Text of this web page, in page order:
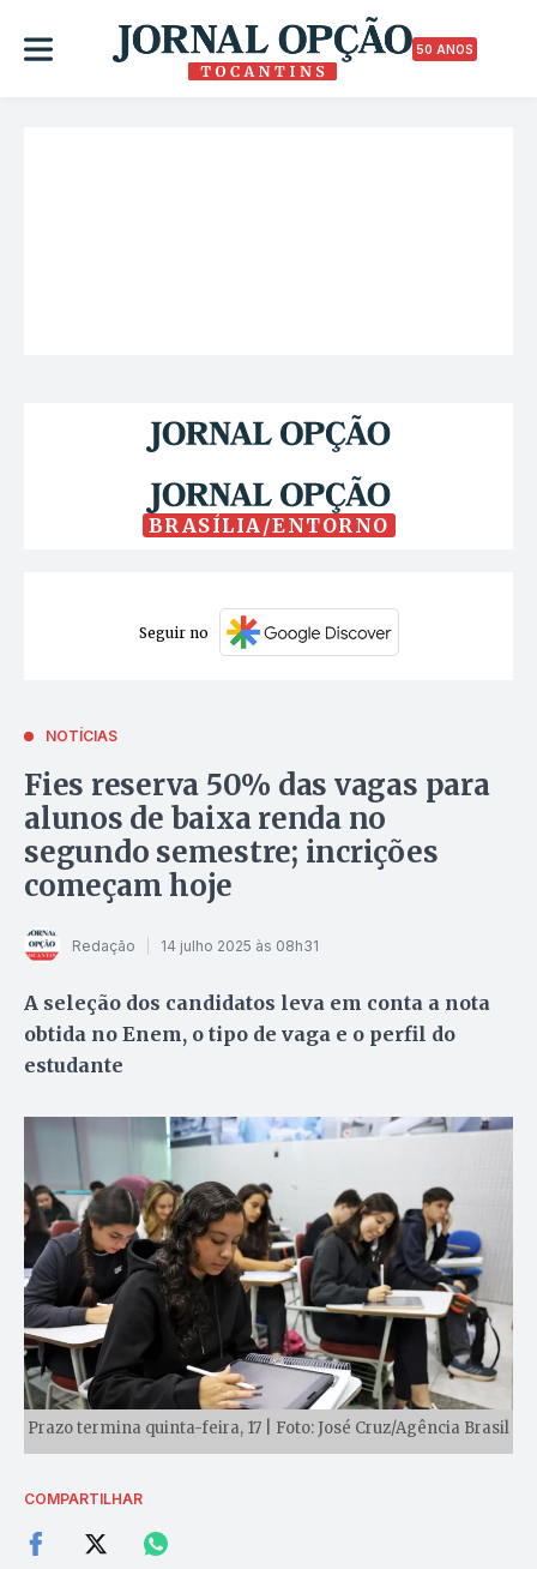
50 ANOS
BRASÍLIA/ENTORNO
Seguir no
NOTÍCIAS
Fies reserva 50% das vagas para
alunos de baixa renda no
segundo semestre; incrições
começam hoje
Redação 14 julho 2025 às 08h31
A seleção dos candidatos leva em conta a nota
obtida no Enem, o tipo de vaga e o perfil do
estudante
Prazo termina quinta-feira, 17 | Foto: José Cruz/Agência Brasil
COMPARTILHAR